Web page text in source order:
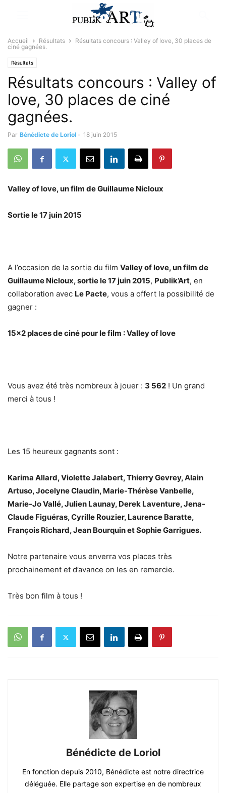
Accueil Résultats
Résultats concours : Valley of love, 30 places de
ciné gagnées.
Résultats
Résultats concours : Valley of
love, 30 places de ciné
gagnées.
Par Bénédicte de Loriol - 18 juin 2015
Valley of love, un film de Guillaume Nicloux
Sortie le 17 juin 2015
A l’occasion de la sortie du film Valley of love, un film de
Guillaume Nicloux, sortie le 17 juin 2015, Publik’Art, en
collaboration avec Le Pacte, vous a offert la possibilité de
gagner :
15×2 places de ciné pour le film :Valley of love
Vous avez été très nombreux à jouer : 3 562 ! Un grand
merci à tous !
Les 15 heureux gagnants sont :
Karima Allard, Violette Jalabert, Thierry Gevrey, Alain
Artuso, Jocelyne Claudin, Marie-Thérèse Vanbelle,
Marie-Jo Vallé, Julien Launay, Derek Laventure, Jena-
Claude Figuéras, Cyrille Rouzier, Laurence Baratte,
François Richard, Jean Bourquin et Sophie Garrigues.
Notre partenaire vous enverra vos places très
prochainement et d’avance on les en remercie.
Très bon film à tous !
Bénédicte de Loriol
En fonction depuis 2010, Bénédicte est notre directrice
déléguée. Elle partage son expertise en de nombreux